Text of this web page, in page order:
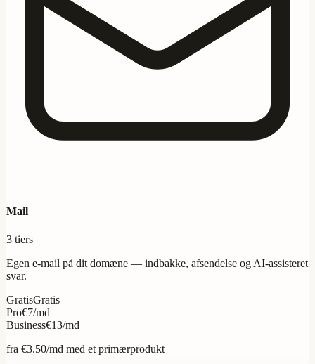
Mail
3 tiers
Egen e-mail på dit domæne — indbakke, afsendelse og AI-assisteret
svar.
GratisGratis
Pro€7/md
Business€13/md
fra €3.50/md med et primærprodukt